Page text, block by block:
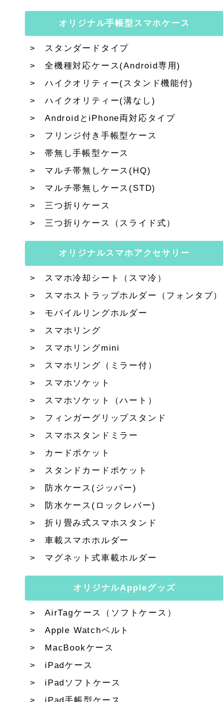
オリジナル手帳型スマホケース
スタンダードタイプ
全機種対応ケース(Android専用)
ハイクオリティー(スタンド機能付)
ハイクオリティー(溝なし)
AndroidとiPhone両対応タイプ
フリンジ付き手帳型ケース
帯無し手帳型ケース
マルチ帯無しケース(HQ)
マルチ帯無しケース(STD)
三つ折りケース
三つ折りケース（スライド式）
オリジナルスマホアクセサリー
スマホ冷却シート（スマ冷）
スマホストラップホルダー（フォンタブ）
モバイルリングホルダー
スマホリング
スマホリングmini
スマホリング（ミラー付）
スマホソケット
スマホソケット（ハート）
フィンガーグリップスタンド
スマホスタンドミラー
カードポケット
スタンドカードポケット
防水ケース(ジッパー)
防水ケース(ロックレバー)
折り畳み式スマホスタンド
車載スマホホルダー
マグネット式車載ホルダー
オリジナルAppleグッズ
AirTagケース（ソフトケース）
Apple Watchベルト
MacBookケース
iPadケース
iPadソフトケース